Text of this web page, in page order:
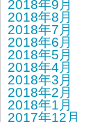
2018年9月
2018年8月
2018年7月
2018年6月
2018年5月
2018年4月
2018年3月
2018年2月
2018年1月
2017年12月